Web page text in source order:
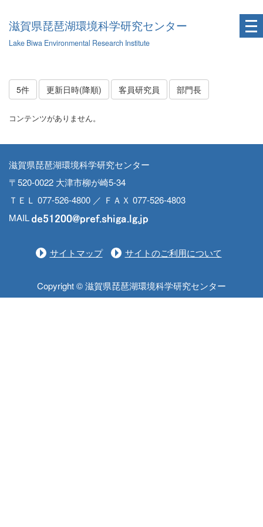
滋賀県琵琶湖環境科学研究センター
Lake Biwa Environmental Research Institute
5件 更新日時(降順) 客員研究員 部門長
コンテンツがありません。
滋賀県琵琶湖環境科学研究センター
〒520-0022 大津市柳が崎5-34
ＴＥＬ 077-526-4800 ／ ＦＡＸ 077-526-4803
MAIL
サイトマップ サイトのご利用について
Copyright © 滋賀県琵琶湖環境科学研究センター